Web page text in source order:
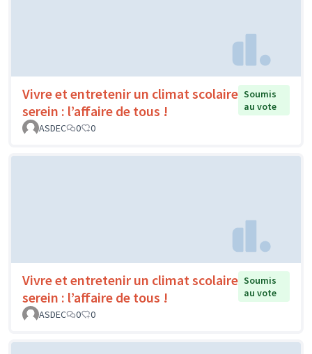
Vivre et entretenir un climat scolaire
serein : l’affaire de tous !
Soumis
au vote
ASDEC
0 0
Vivre et entretenir un climat scolaire
serein : l’affaire de tous !
Soumis
au vote
ASDEC
0 0